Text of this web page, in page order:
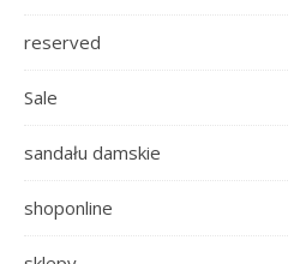
reserved
Sale
sandału damskie
shoponline